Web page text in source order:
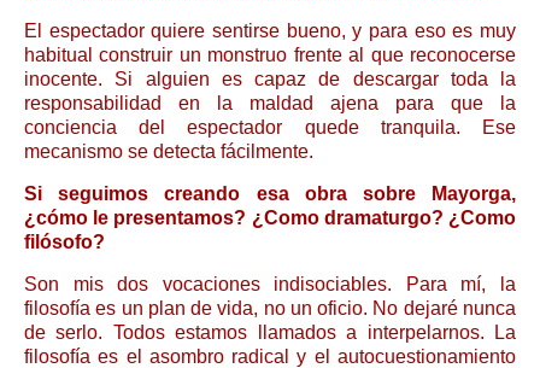
El espectador quiere sentirse bueno, y para eso es muy
habitual construir un monstruo frente al que reconocerse
inocente. Si alguien es capaz de descargar toda la
responsabilidad en la maldad ajena para que la
conciencia del espectador quede tranquila. Ese
mecanismo se detecta fácilmente.
Si seguimos creando esa obra sobre Mayorga,
¿cómo le presentamos? ¿Como dramaturgo? ¿Como
filósofo?
Son mis dos vocaciones indisociables. Para mí, la
filosofía es un plan de vida, no un oficio. No dejaré nunca
de serlo. Todos estamos llamados a interpelarnos. La
filosofía es el asombro radical y el autocuestionamiento